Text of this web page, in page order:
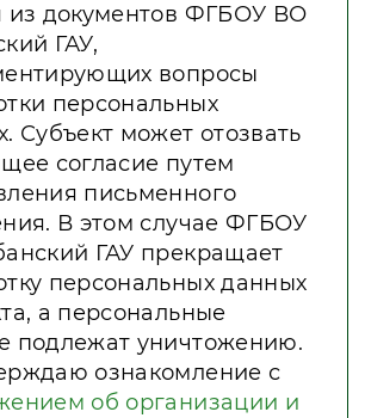
из документов ФГБОУ ВО
ГАУ,
вопросы
персональных
Субъект может отозвать
согласие путем
письменного
В этом случае ФГБОУ
ГАУ прекращает
персональных данных
а персональные
подлежат уничтожению.
ознакомление с
об организации и